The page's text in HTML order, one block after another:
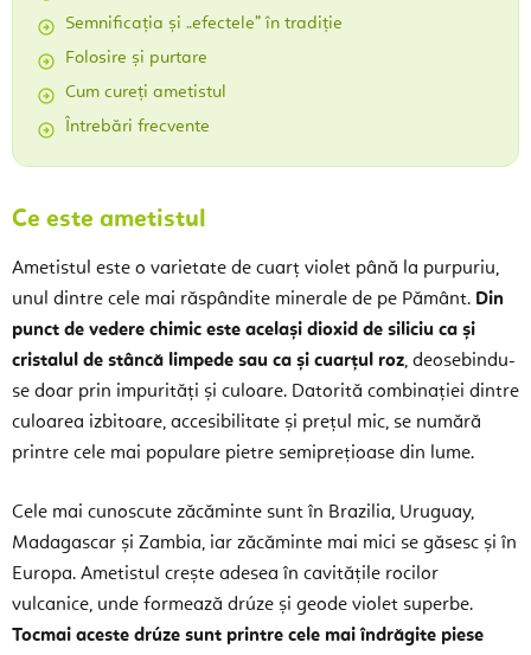
Semnificația și „efectele” în tradiție
Folosire și purtare
Cum cureți ametistul
Întrebări frecvente
Ce este ametistul
Ametistul este o varietate de cuarț violet până la purpuriu,
unul dintre cele mai răspândite minerale de pe Pământ. Din
punct de vedere chimic este același dioxid de siliciu ca și
cristalul de stâncă limpede sau ca și cuarțul roz, deosebindu-
se doar prin impurități și culoare. Datorită combinației dintre
culoarea izbitoare, accesibilitate și prețul mic, se numără
printre cele mai populare pietre semiprețioase din lume.
Cele mai cunoscute zăcăminte sunt în Brazilia, Uruguay,
Madagascar și Zambia, iar zăcăminte mai mici se găsesc și în
Europa. Ametistul crește adesea în cavitățile rocilor
vulcanice, unde formează drúze și geode violet superbe.
Tocmai aceste drúze sunt printre cele mai îndrăgite piese